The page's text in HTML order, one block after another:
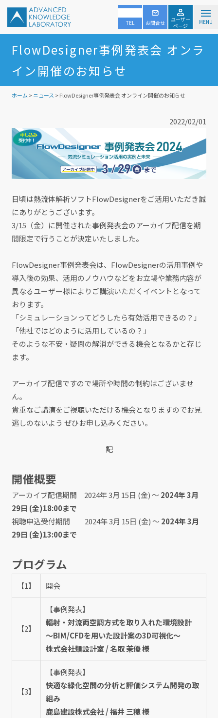
TEL お問合せ
ユーザー
ページ
MENU
FlowDesigner事例発表会 オンラ
イン開催のお知らせ
ホーム >ニュース > FlowDesigner事例発表会 オンライン開催のお知らせ
2022/02/01
日頃は熱流体解析ソフトFlowDesignerをご活用いただき誠
にありがとうございます。
3/15（金）に開催された事例発表会のアーカイブ配信を期
間限定で行うことが決定いたしました。
FlowDesigner事例発表会は、FlowDesignerの活用事例や
導入後の効果、活用のノウハウなどをお立場や業務内容が
異なるユーザー様によりご講演いただくイベントとなって
おります。
「シミュレーションってどうしたら有効活用できるの？」
「他社ではどのように活用しているの？」
そのような不安・疑問の解消ができる機会となるかと存じ
ます。
アーカイブ配信ですので場所や時間の制約はございませ
ん。
貴重なご講演をご視聴いただける機会となりますのでお見
逃しのないよう ぜひお申し込みください。
記
開催概要
アーカイブ配信期間 2024年 3月 15日 (金) ～2024年 3月
29日 (金)18:00まで
視聴申込受付期間 2024年 3月 15日 (金) ～2024年 3月
29日 (金)13:00まで
プログラム
【1】 開会
【2】
【事例発表】
輻射・対流両空調方式を取り入れた環境設計
～BIM/CFDを用いた設計案の3D可視化～
株式会社類設計室 / 名取 茉優 様
【3】
【事例発表】
快適な緑化空間の分析と評価システム開発の取
組み
鹿島建設株式会社 / 福井 三穂 様